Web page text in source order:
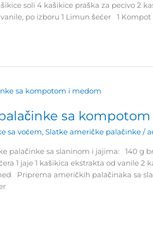
soli 4 kašikice praška za pecivo 2
po izboru 1 Limun šećer 1 Kompot
sa
sa voćem, Slatke američke palačinke /
palačinke sa slaninom i jajima: 140 g
1 jaje 1 kašikica ekstrakta od vanile
Priprema američkih palačinaka sa